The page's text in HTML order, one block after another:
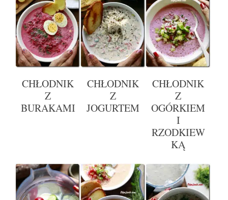
CHŁODNIK
Z
BURAKAMI
CHŁODNIK
Z
JOGURTEM
CHŁODNIK
Z
OGÓRKIEM
I
RZODKIEW
KĄ